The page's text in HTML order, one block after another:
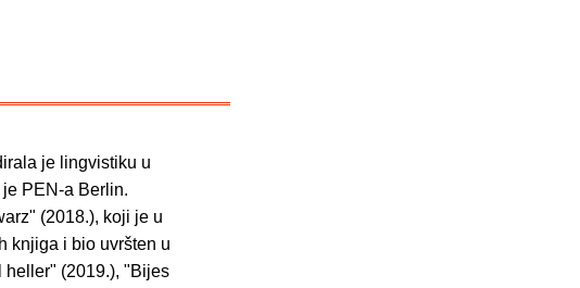
je lingvistiku u
PEN-a Berlin.
(2018.), koji je u
knjiga i bio uvršten u
heller" (2019.), "Bijes